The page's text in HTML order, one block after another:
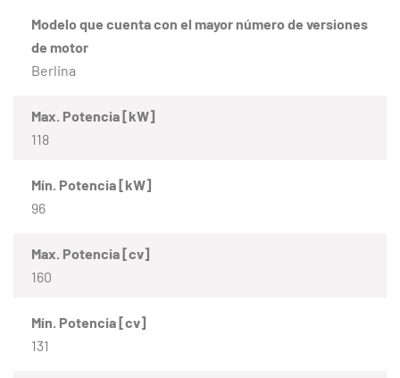
Modelo que cuenta con el mayor número de versiones
de motor
Berlina
Max. Potencia [kW]
118
Mín. Potencia [kW]
96
Max. Potencia [cv]
160
Mín. Potencia [cv]
131